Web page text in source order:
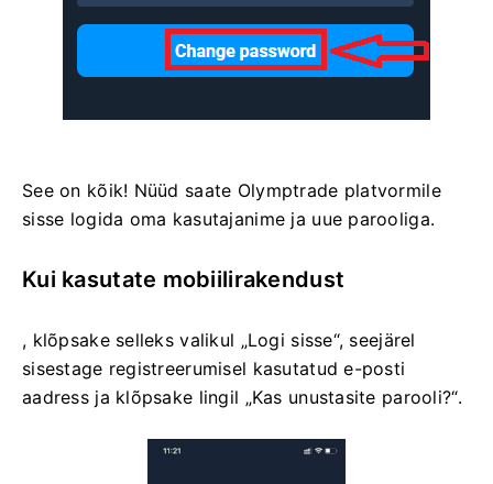
See on kõik! Nüüd saate Olymptrade platvormile
sisse logida oma kasutajanime ja uue parooliga.
Kui kasutate mobiilirakendust
, klõpsake selleks valikul „Logi sisse“, seejärel
sisestage registreerumisel kasutatud e-posti
aadress ja klõpsake lingil „Kas unustasite parooli?“.